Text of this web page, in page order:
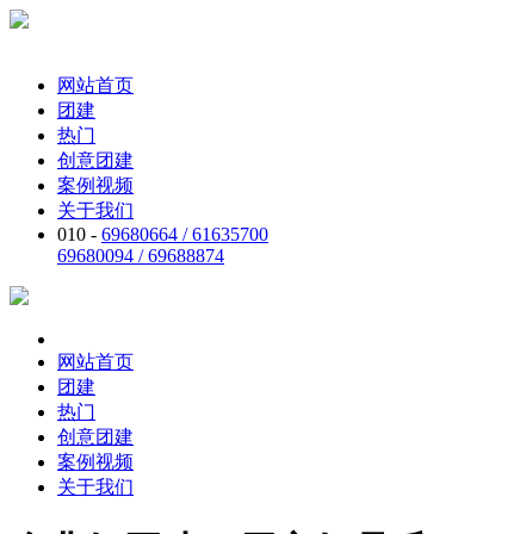
网站首页
团建
热门
创意团建
案例视频
关于我们
010 - 69680664 / 61635700
69680094 / 69688874
网站首页
团建
热门
创意团建
案例视频
关于我们